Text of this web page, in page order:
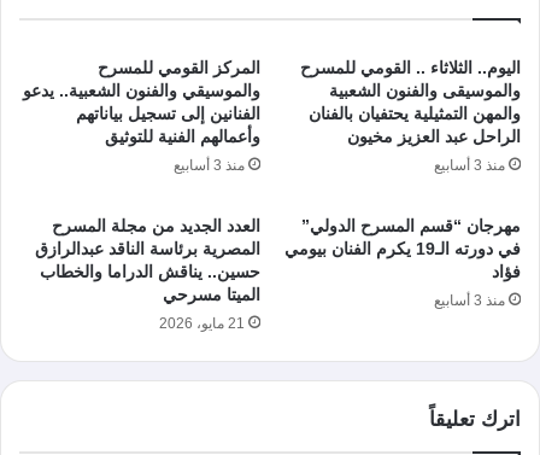
اليوم.. الثلاثاء .. القومي للمسرح
والموسيقى والفنون الشعبية
والمهن التمثيلية يحتفيان بالفنان
الراحل عبد العزيز مخيون
منذ 3 أسابيع
المركز القومي للمسرح
والموسيقي والفنون الشعبية.. يدعو
الفنانين إلى تسجيل بياناتهم
وأعمالهم الفنية للتوثيق
منذ 3 أسابيع
مهرجان “قسم المسرح الدولي”
في دورته الـ19 يكرم الفنان بيومي
فؤاد
منذ 3 أسابيع
العدد الجديد من مجلة المسرح
المصرية برئاسة الناقد عبدالرازق
حسين.. يناقش الدراما والخطاب
الميتا مسرحي
21 مايو، 2026
اترك تعليقاً